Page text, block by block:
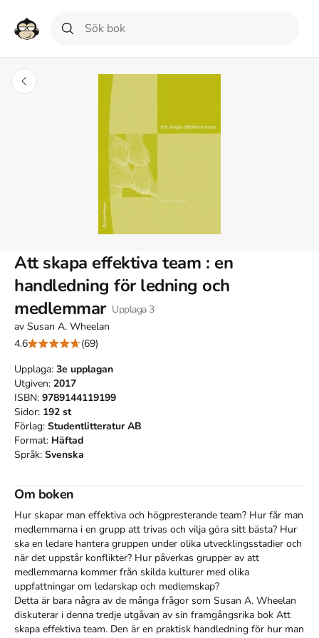
Att skapa effektiva team : en
handledning för ledning och
medlemmar Upplaga 3
av Susan A. Wheelan
4.6
(69)
Upplaga: 3e upplagan
Utgiven: 2017
ISBN: 9789144119199
Sidor: 192 st
Förlag: Studentlitteratur AB
Format: Häftad
Språk: Svenska
Om boken
Hur skapar man effektiva och högpresterande team? Hur får man
medlemmarna i en grupp att trivas och vilja göra sitt bästa? Hur
ska en ledare hantera gruppen under olika utvecklingsstadier och
när det uppstår konflikter? Hur påverkas grupper av att
medlemmarna kommer från skilda kulturer med olika
uppfattningar om ledarskap och medlemskap?
Detta är bara några av de många frågor som Susan A. Wheelan
diskuterar i denna tredje utgåvan av sin framgångsrika bok Att
skapa effektiva team. Den är en praktisk handledning för hur man